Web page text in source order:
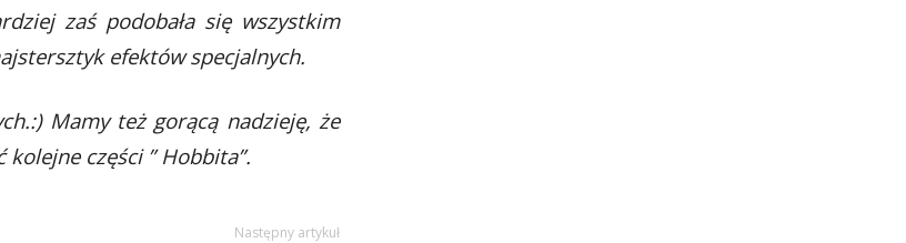
zaś podobała się wszystkim
efektów specjalnych.
Mamy też gorącą nadzieję, że
części ” Hobbita”.
Następny artykuł